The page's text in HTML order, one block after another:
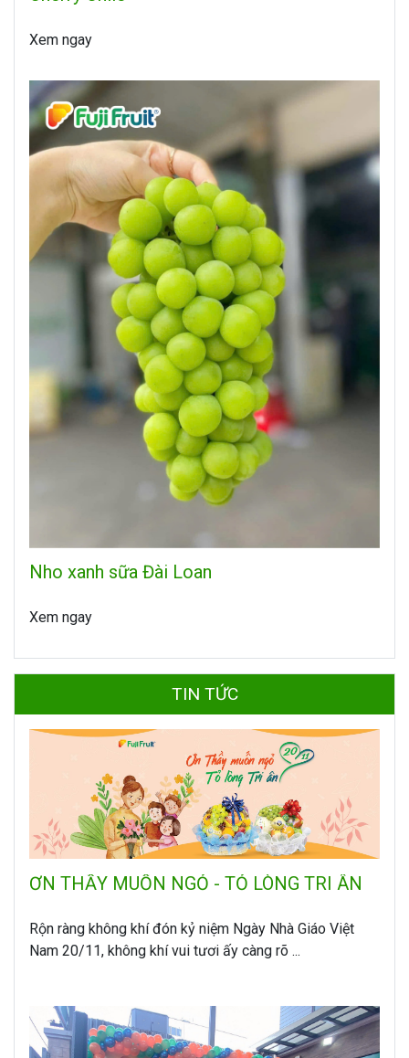
Xem ngay
Nho xanh sữa Đài Loan
Xem ngay
TIN TỨC
ƠN THẦY MUỐN NGỎ - TỎ LÒNG TRI ÂN
Rộn ràng không khí đón kỷ niệm Ngày Nhà Giáo Việt
Nam 20/11, không khí vui tươi ấy càng rõ ...